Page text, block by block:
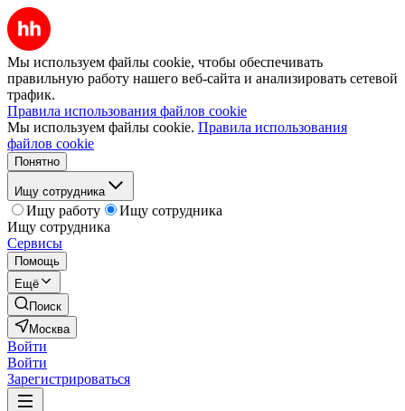
Мы используем файлы cookie, чтобы обеспечивать
правильную работу нашего веб-сайта и анализировать сетевой
трафик.
Правила использования файлов cookie
Мы используем файлы cookie. Правила использования
файлов cookie
Понятно
Ищу сотрудника
Ищу работу
Ищу сотрудника
Ищу сотрудника
Сервисы
Помощь
Ещё
Поиск
Москва
Войти
Войти
Зарегистрироваться